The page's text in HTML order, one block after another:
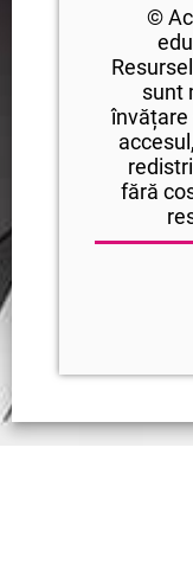
©
sunt
învățare
fără